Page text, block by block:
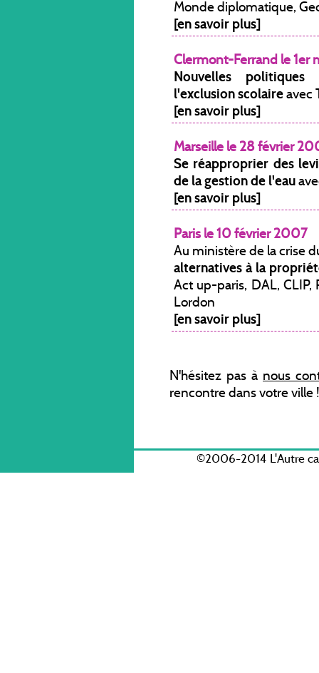
Monde diplomatique,
[en savoir plus]
Clermont-Ferrand le 1er
Nouvelles
l'exclusion scolaireavec
[en savoir plus]
Marseille le 28 février
Se réapproprier des
de la gestion de l'eau
[en savoir plus]
Paris le 10 février 2007
Au ministère de la crise
alternatives à la
Act up-paris, DAL, CLIP,
Lordon
[en savoir plus]
N'hésitez pas à nous
rencontre dans votre
©2006-2014 L'Autre